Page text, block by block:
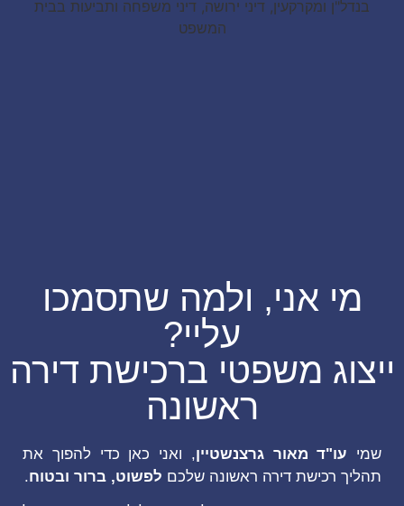
אני, ולמה שתסמכו
עליי?
משפטי ברכישת דירה
ראשונה
עו"ד מאור גרצנשטיין, ואני כאן כדי להפוך את
רכישת דירה ראשונה שלכםלפשוט, ברור ובטוח.